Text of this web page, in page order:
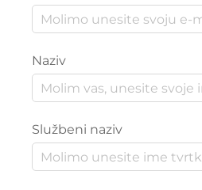
Naziv
Službeni naziv